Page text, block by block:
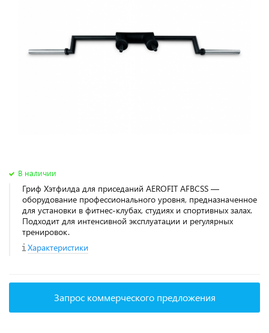
В наличии
Гриф Хэтфилда для приседаний AEROFIT AFBCSS —
оборудование профессионального уровня, предназначенное
для установки в фитнес‑клубах, студиях и спортивных залах.
Подходит для интенсивной эксплуатации и регулярных
тренировок.
Характеристики
Запрос коммерческого предложения